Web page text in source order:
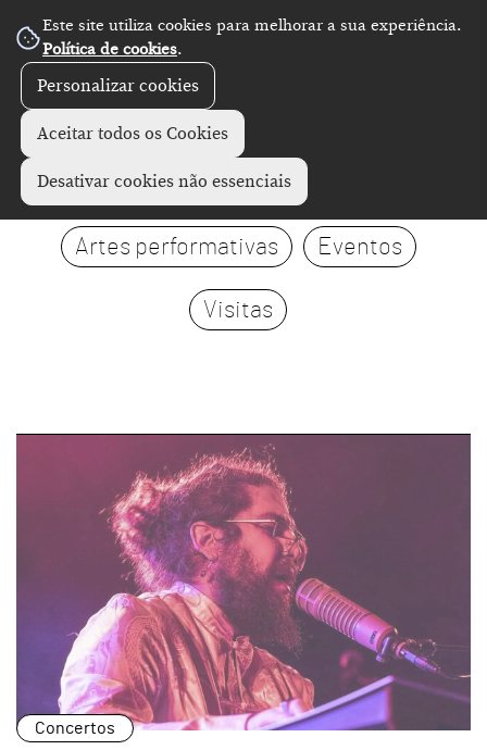
Este site utiliza cookies para melhorar a sua experiência.
Política de cookies.
Personalizar cookies
Aceitar todos os Cookies
Desativar cookies não essenciais
Ver agora Crianças
Artes performativas Eventos
Visitas
Concertos